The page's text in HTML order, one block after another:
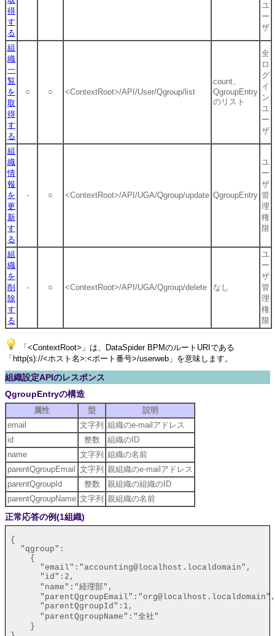
得
す
る
ユ
ー
ザ
組
織
一
覧
を
取
得
す
る
○ ○ <ContextRoot>/API/User/Qgroup/list
count、
QgroupEntry
のリスト
全
ロ
グ
イ
ン
ユ
ー
ザ
組
織
情
報
を
更
新
す
る
- ○ <ContextRoot>/API/UGA/Qgroup/update QgroupEntry
ユ
ー
ザ
管
理
権
限
組
織
を
削
除
す
る
- ○ <ContextRoot>/API/UGA/Qgroup/delete なし
ユ
ー
ザ
管
理
権
限
「<ContextRoot>」は、DataSpider BPMのルートURIである
「http(s)://<ホスト名>:<ポート番号>/userweb」を意味します。
組織設定APIのレスポンス
QgroupEntryの構造
属性 型
説明
email
文字列 組織のe-mailアドレス
id
整数
組織のID
name
文字列 組織の名前
parentQgroupEmail 文字列 親組織のe-mailアドレス
parentQgroupId
整数
親組織の組織のID
parentQgroupName 文字列 親組織の名前
正常応答の例(1組織)
{
   "qgroup":
     {
       "email":"accounting@localhost.localdomain",
       "id":2,
       "name":"経理部",
       "parentQgroupEmail":"org@localhost.localdomain",
       "parentQgroupId":1,
       "parentQgroupName":"全社"
     }